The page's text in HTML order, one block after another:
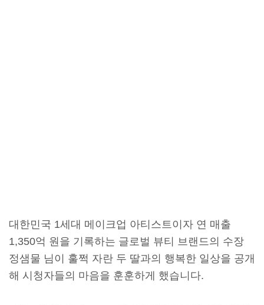
대한민국 1세대 메이크업 아티스트이자 연 매출
1,350억 원을 기록하는 글로벌 뷰티 브랜드의 수장
정샘물 님이 훌쩍 자란 두 딸과의 행복한 일상을 공개
해 시청자들의 마음을 훈훈하게 했습니다.